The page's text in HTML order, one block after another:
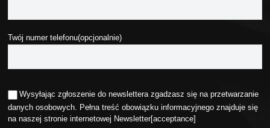
Twój numer telefonu(opcjonalnie)
Wysyłając zgłoszenie do newslettera zgadzasz się na przetwarzanie
danych osobowych. Pełna treść obowiązku informacyjnego znajduje się
na naszej stronie internetowej Newsletter[acceptance]